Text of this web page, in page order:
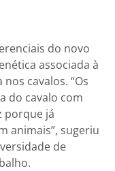
do novo
associada à
cavalos. “Os
do cavalo com
porque já
animais”, sugeriu
de